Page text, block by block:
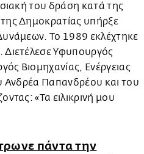
του δράση κατά της
Δημοκρατίας υπήρξε
Το 1989 εκλέχτηκε
Υφυπουργός
Βιομηχανίας, Ενέργειας
Ανδρέα Παπανδρέου και του
«Τα ειλικρινή μου
πάντα την